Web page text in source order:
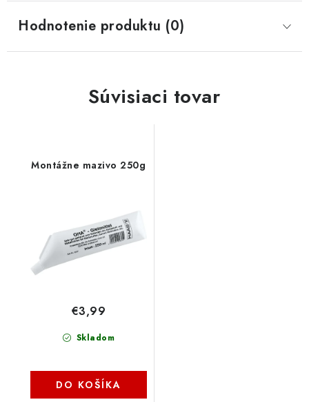
Hodnotenie produktu (0)
Súvisiaci tovar
Montážne mazivo 250g
Skladom
€3,99
DO KOŠÍKA